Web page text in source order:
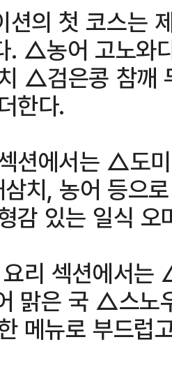
션의 첫 코스는
. △농어 고노
△검은콩 참깨
한다.
션에서는 △도
치, 농어 등으
감 있는 일식
리 섹션에서
맑은 국 △스
메뉴로 부드럽